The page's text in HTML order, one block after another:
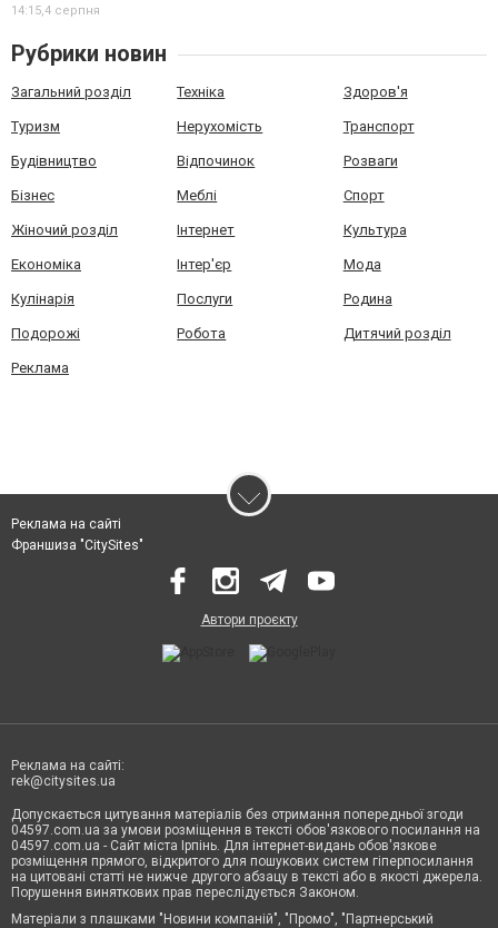
14:15,4 серпня
Рубрики новин
Загальний розділ Техніка Здоров'я
Туризм Нерухомість Транспорт
Будівництво Відпочинок Розваги
Бізнес Меблі Спорт
Жіночий розділ Інтернет Культура
Економіка Інтер'єр Мода
Кулінарія Послуги Родина
Подорожі Робота Дитячий розділ
Реклама
Реклама на сайті
Франшиза "CitySites"
Автори проєкту
Реклама на сайті:
rek@citysites.ua
Допускається цитування матеріалів без отримання попередньої згоди
04597.com.ua за умови розміщення в тексті обов'язкового посилання на
04597.com.ua - Сайт міста Ірпінь. Для інтернет-видань обов'язкове
розміщення прямого, відкритого для пошукових систем гіперпосилання
на цитовані статті не нижче другого абзацу в тексті або в якості джерела.
Порушення виняткових прав переслідується Законом.
Матеріали з плашками "Новини компаній", "Промо", "Партнерський